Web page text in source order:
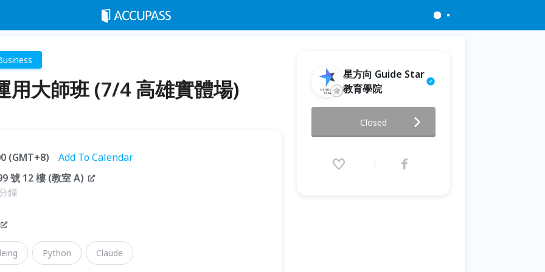
大師班 (7/4 高雄實體場)
(GMT+8)
Add To Calendar
號 12 樓 (教室 A)
鐘
Python Claude
星方向 Guide Star
教育學院
(7/4 高雄實體場)
2026.07.04 (Sat) 13:00 - 17:00
Closed